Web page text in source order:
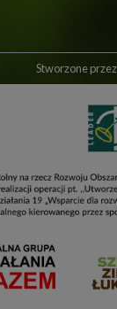
Stworzone przez